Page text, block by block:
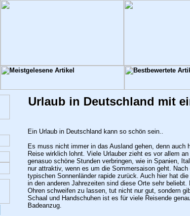
Urlaub in Deutschland mit
Ein Urlaub in Deutschland kann so schön sein..
Es muss nicht immer in das Ausland gehen, denn
Reise wirklich lohnt. Viele Urlauber zieht es vor allem
genasuo schöne Stunden verbringen, wie in Spanien,
nur attraktiv, wenn es um die Sommersaison geht.
typischen Sonnenländer rapide zurück. Auch hier hat
in den anderen Jahrezeiten sind diese Orte sehr
Ohren schweifen zu lassen, tut nicht nur gut, sondern
Schaal und Handschuhen ist es für viele Reisende
Badeanzug.